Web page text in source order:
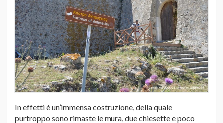
In effetti è un’immensa costruzione, della quale
purtroppo sono rimaste le mura, due chiesette e poco